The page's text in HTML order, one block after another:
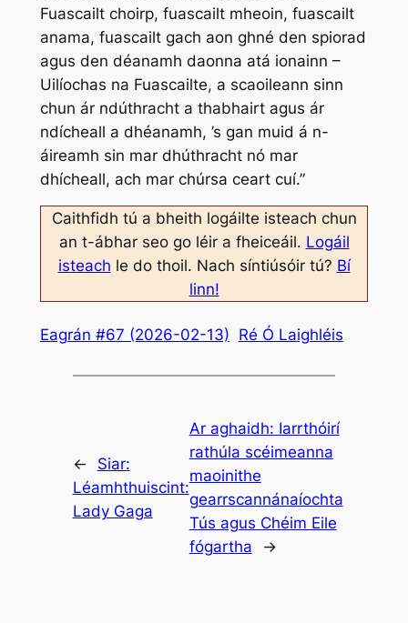
Fuascailt choirp, fuascailt mheoin, fuascailt
anama, fuascailt gach aon ghné den spiorad
agus den déanamh daonna atá ionainn –
Uilíochas na Fuascailte, a scaoileann sinn
chun ár ndúthracht a thabhairt agus ár
ndícheall a dhéanamh, ’s gan muid á n-
áireamh sin mar dhúthracht nó mar
dhícheall, ach mar chúrsa ceart cuí.”
Caithfidh tú a bheith logáilte isteach chun
an t-ábhar seo go léir a fheiceáil. Logáil
isteach le do thoil. Nach síntiúsóir tú? Bí
linn!
Eagrán #67 (2026-02-13) Ré Ó Laighléis
←
Siar:
Léamhthuiscint:
Lady Gaga
Ar aghaidh: Iarrthóirí
rathúla scéimeanna
maoinithe
gearrscannánaíochta
Tús agus Chéim Eile
fógartha
→